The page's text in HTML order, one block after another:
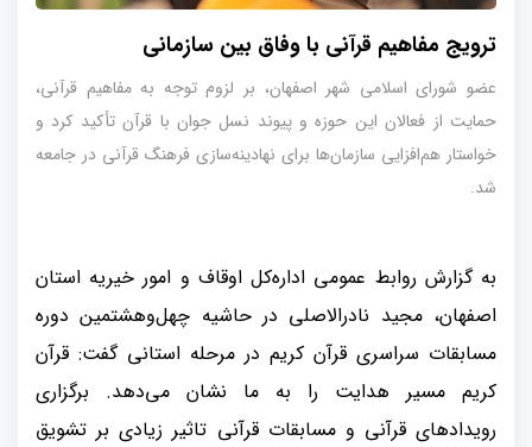
ترویج مفاهیم قرآنی با وفاق بین سازمانی
عضو شورای اسلامی شهر اصفهان، بر لزوم توجه به مفاهیم قرآنی،
حمایت از فعالان این حوزه و پیوند نسل جوان با قرآن تأکید کرد و
خواستار هم‌افزایی سازمان‌ها برای نهادینه‌سازی فرهنگ قرآنی در جامعه
شد.
به گزارش روابط‌ عمومی اداره‌کل‌ اوقاف و امور خیریه استان
اصفهان، مجید نادرالاصلی در حاشیه چهل‌و‌هشتمین دوره
مسابقات سراسری قرآن کریم در مرحله استانی گفت: قرآن
کریم مسیر هدایت را به ما نشان می‌دهد. برگزاری
رویدادهای قرآنی و مسابقات قرآنی تاثیر زیادی بر تشویق